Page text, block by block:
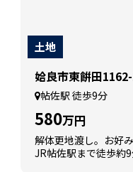
土地
姶良市東餠田
帖佐駅 徒歩9分
580万円
解体更地渡し。お好
JR帖佐駅まで徒歩約